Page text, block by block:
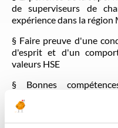
de superviseurs de
expérience dans la région
§ Faire preuve d'une
d'esprit et d'un
valeurs HSE
§ Bonnes
environnement
motiver et de concentrer